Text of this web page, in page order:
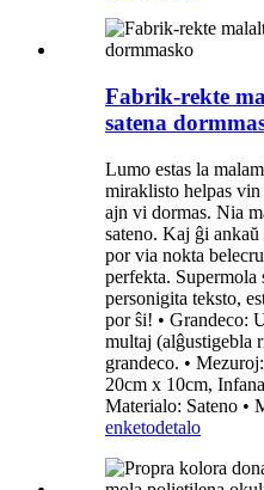
Fabrik-rekte
satena
Lumo estas la
miraklisto helpas
ajn vi dormas. Nia
sateno. Kaj ĝi
por via nokta
perfekta. Supermola
personigita teksto,
por ŝi! • Grandeco:
multaj (alĝustigebla
grandeco. •
20cm x 10cm,
Materialo: Sateno •
enketodetalo